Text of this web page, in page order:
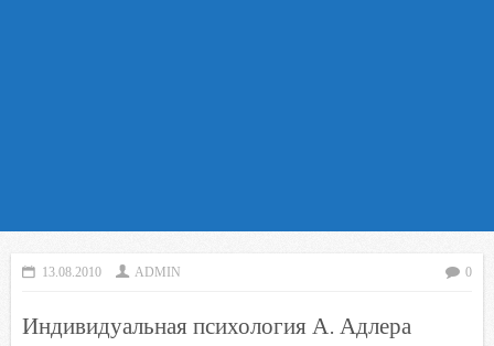
13.08.2010 ADMIN 0
Индивидуальная психология А. Адлера